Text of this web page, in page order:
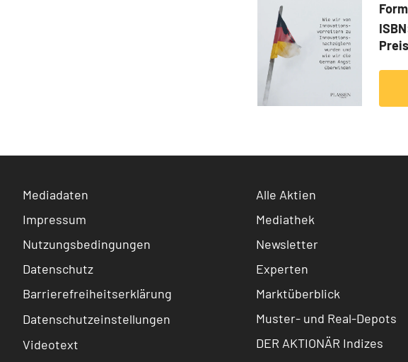
Mediadaten
Impressum
Nutzungsbedingungen
Datenschutz
Barrierefreiheitserklärung
Datenschutzeinstellungen
Videotext
Alle Aktien
Mediathek
Newsletter
Experten
Marktüberblick
Muster- und Real-Depots
DER AKTIONÄR Indizes